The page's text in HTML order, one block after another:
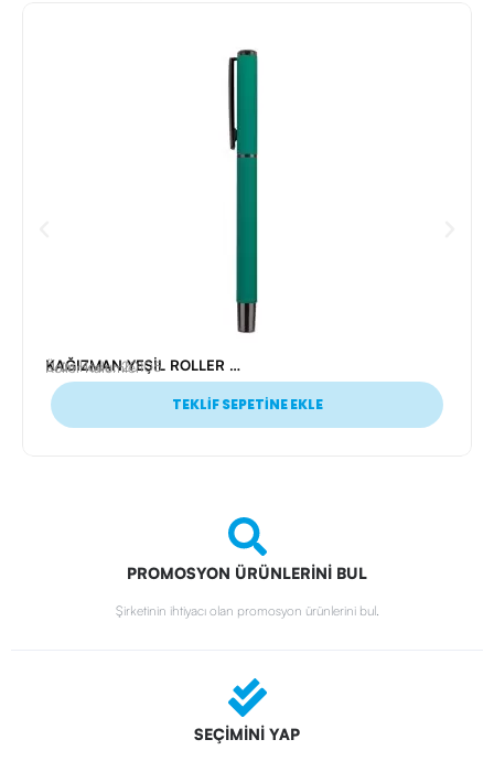
KAĞIZMAN YEŞİL ROLLER KALEM
Ürün Kodu: 20105
Roller Kalemler
TEKLİF SEPETİNE EKLE
PROMOSYON ÜRÜNLERİNİ BUL
Şirketinin ihtiyacı olan promosyon ürünlerini bul.
SEÇİMİNİ YAP